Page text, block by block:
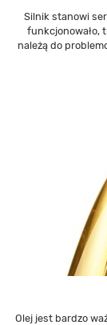
Silnik stanowi
funkcjonowało,
należą do
Olej jest bardzo